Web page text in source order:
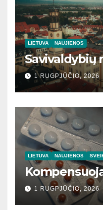
LIETUVA NAUJIENOS
Savivaldybių
1 RUGPJŪČIO, 2026
LIETUVA NAUJIENOS
1 RUGPJŪČIO, 2026